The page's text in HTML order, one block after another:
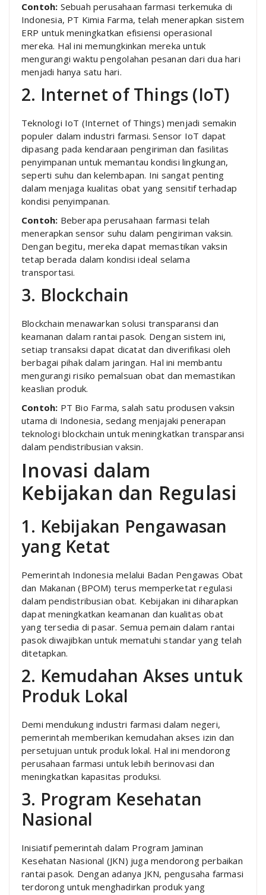
Contoh: Sebuah perusahaan farmasi terkemuka di
Indonesia, PT Kimia Farma, telah menerapkan sistem
ERP untuk meningkatkan efisiensi operasional
mereka. Hal ini memungkinkan mereka untuk
mengurangi waktu pengolahan pesanan dari dua hari
menjadi hanya satu hari.
2. Internet of Things (IoT)
Teknologi IoT (Internet of Things) menjadi semakin
populer dalam industri farmasi. Sensor IoT dapat
dipasang pada kendaraan pengiriman dan fasilitas
penyimpanan untuk memantau kondisi lingkungan,
seperti suhu dan kelembapan. Ini sangat penting
dalam menjaga kualitas obat yang sensitif terhadap
kondisi penyimpanan.
Contoh: Beberapa perusahaan farmasi telah
menerapkan sensor suhu dalam pengiriman vaksin.
Dengan begitu, mereka dapat memastikan vaksin
tetap berada dalam kondisi ideal selama
transportasi.
3. Blockchain
Blockchain menawarkan solusi transparansi dan
keamanan dalam rantai pasok. Dengan sistem ini,
setiap transaksi dapat dicatat dan diverifikasi oleh
berbagai pihak dalam jaringan. Hal ini membantu
mengurangi risiko pemalsuan obat dan memastikan
keaslian produk.
Contoh: PT Bio Farma, salah satu produsen vaksin
utama di Indonesia, sedang menjajaki penerapan
teknologi blockchain untuk meningkatkan transparansi
dalam pendistribusian vaksin.
Inovasi dalam
Kebijakan dan Regulasi
1. Kebijakan Pengawasan
yang Ketat
Pemerintah Indonesia melalui Badan Pengawas Obat
dan Makanan (BPOM) terus memperketat regulasi
dalam pendistribusian obat. Kebijakan ini diharapkan
dapat meningkatkan keamanan dan kualitas obat
yang tersedia di pasar. Semua pemain dalam rantai
pasok diwajibkan untuk mematuhi standar yang telah
ditetapkan.
2. Kemudahan Akses untuk
Produk Lokal
Demi mendukung industri farmasi dalam negeri,
pemerintah memberikan kemudahan akses izin dan
persetujuan untuk produk lokal. Hal ini mendorong
perusahaan farmasi untuk lebih berinovasi dan
meningkatkan kapasitas produksi.
3. Program Kesehatan
Nasional
Inisiatif pemerintah dalam Program Jaminan
Kesehatan Nasional (JKN) juga mendorong perbaikan
rantai pasok. Dengan adanya JKN, pengusaha farmasi
terdorong untuk menghadirkan produk yang